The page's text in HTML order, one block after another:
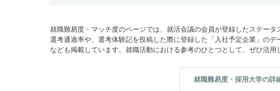
就職難易度・マッチ度のページでは、就活会議の会員が登録したステータ
選考通過率や、選考体験記を投稿した際に登録した「入社予定企業」の
なども掲載しています。就職活動における参考のひとつとして、ぜひ活用
就職難易度・採用大学の詳